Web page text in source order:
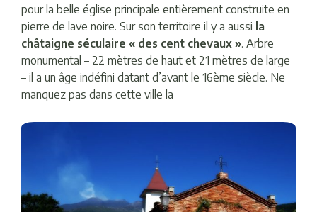
pour la belle église principale entièrement construite en
pierre de lave noire. Sur son territoire il y a aussi la
châtaigne séculaire « des cent chevaux ». Arbre
monumental – 22 mètres de haut et 21 mètres de large
– il a un âge indéfini datant d’avant le 16ème siècle. Ne
manquez pas dans cette ville la